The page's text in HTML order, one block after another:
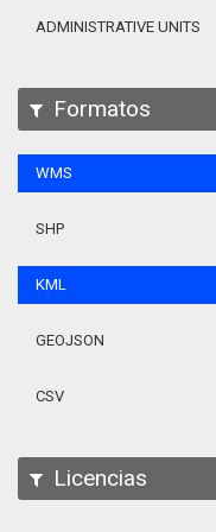
ADMINISTRATIVE UNITS
Formatos
WMS
SHP
KML
GEOJSON
CSV
Licencias